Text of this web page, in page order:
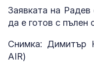
Заявката на
да е готов с пълен
Снимка: Димитър
AIR)